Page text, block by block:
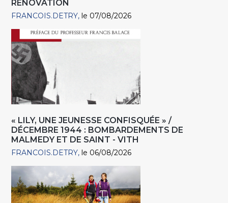
RÉNOVATION
FRANCOIS.DETRY le 07/08/2026
« LILY, UNE JEUNESSE CONFISQUÉE » /
DÉCEMBRE 1944 : BOMBARDEMENTS DE
MALMEDY ET DE SAINT - VITH
FRANCOIS.DETRY le 06/08/2026